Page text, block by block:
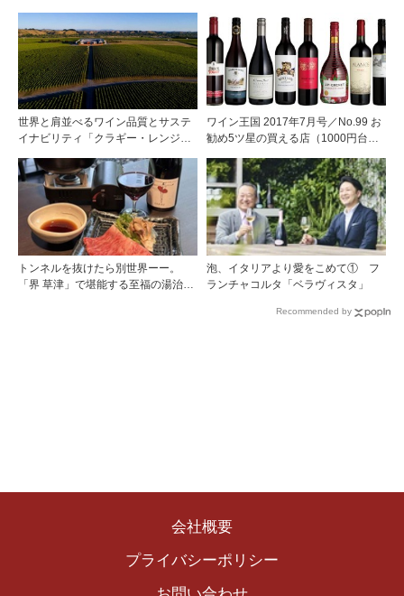
世界と肩並べるワイン品質とサステ
イナビリティ「クラギー・レンジ」
ワイン王国 2017年7月号／No.99 お
勧め5ツ星の買える店（1000円台で
ン）
トンネルを抜けたら別世界ーー。
「界 草津」で堪能する至福の湯治と
泡、イタリアより愛をこめて① フ
ランチャコルタ「ベラヴィスタ」
Recommended by
会社概要
プライバシーポリシー